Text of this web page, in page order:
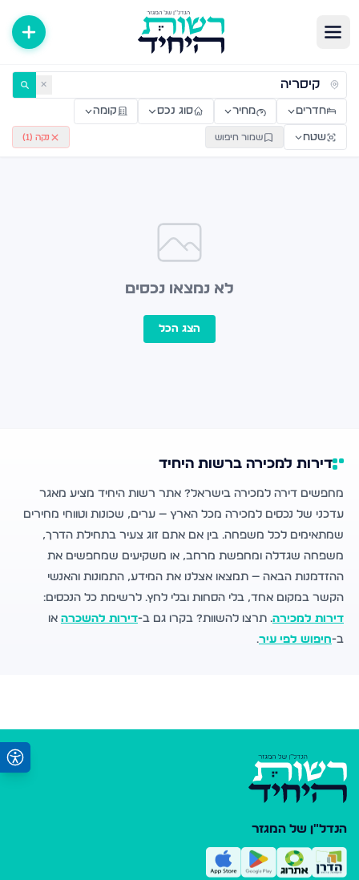
דירות למכירה ולהשכרה — רשות היחיד ✕
חדרים מחיר סוג נכס קומה
שטח שמור חיפוש נקה ( 1
)
לא נמצאו נכסים
הצג הכל
דירות למכירה ברשות היחיד
מחפשים דירה למכירה בישראל? אתר רשות היחיד מציע מאגר
עדכני של נכסים למכירה מכל הארץ — ערים, שכונות וטווחי מחירים
שמתאימים לכל משפחה. בין אם אתם זוג צעיר בתחילת הדרך,
משפחה שגדלה ומחפשת מרחב, או משקיעים שמחפשים את
ההזדמנות הבאה — תמצאו אצלנו את המידע, התמונות והאנשי
הקשר במקום אחד, בלי הסחות ובלי לחץ. לרשימת כל הנכסים:
דירות למכירה. תרצו להשוות? בקרו גם ב-דירות להשכרה או
ב-חיפוש לפי עיר.
הנדל"ן של המגזר